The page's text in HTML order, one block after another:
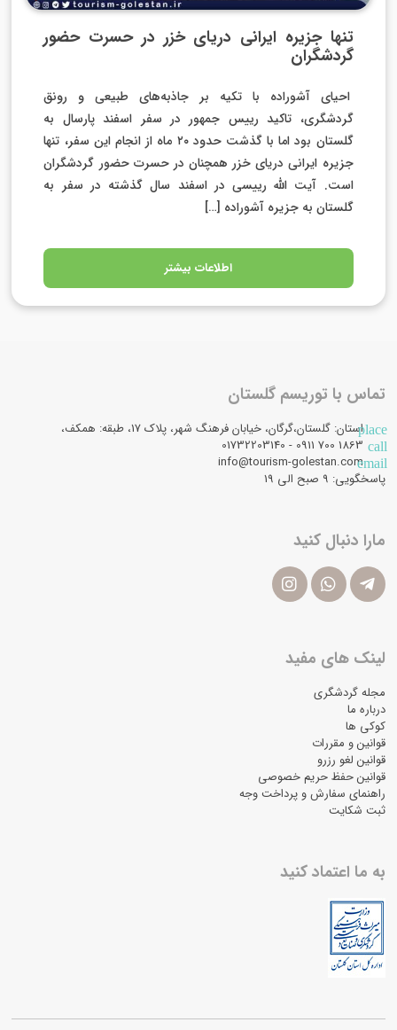
تنها جزیره ایرانی دریای خزر در حسرت حضور
گردشگران
احیای آشوراده با تکیه بر جاذبه‌های طبیعی و رونق
گردشگری، تاکید رییس جمهور در سفر اسفند پارسال به
گلستان بود اما با گذشت حدود ۲۰ ماه از انجام این سفر، تنها
جزیره ایرانی دریای خزر همچنان در حسرت حضور گردشگران
است. آیت الله رییسی در اسفند سال گذشته در سفر به
گلستان به جزیره آشوراده […]
اطلاعات بیشتر
تماس با توریسم گلستان
placeاستان: گلستان،گرگان، خیابان فرهنگ شهر، پلاک 17، طبقه: همکف،
call
email
info@tourism-golestan.com
پاسخگویی: ۹ صبح الی 19
مارا دنبال کنید
لینک های مفید
مجله گردشگری
درباره ما
کوکی ها
قوانین و مقررات
قوانین لغو رزرو
قوانین حفظ حریم خصوصی
راهنمای سفارش و پرداخت وجه
ثبت شکایت
به ما اعتماد کنید